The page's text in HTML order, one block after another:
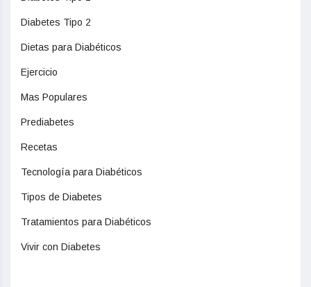
Diabetes Tipo 2
Dietas para Diabéticos
Ejercicio
Mas Populares
Prediabetes
Recetas
Tecnología para Diabéticos
Tipos de Diabetes
Tratamientos para Diabéticos
Vivir con Diabetes